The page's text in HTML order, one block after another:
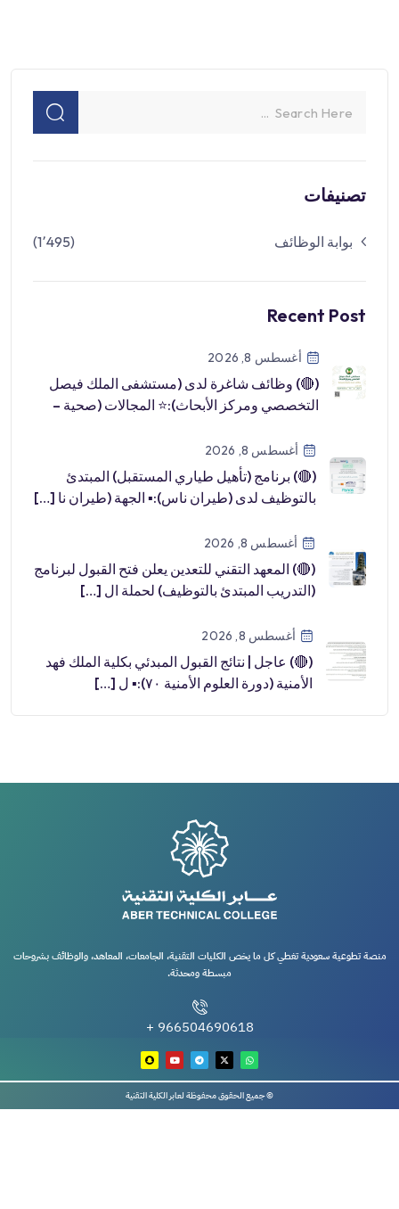
تصنيفات
بوابة الوظائف (1٬495)
Recent Post
أغسطس 8, 2026
(🔴) وظائف شاغرة لدى (مستشفى الملك فيصل
التخصصي ومركز الأبحاث):⭐️ المجالات (صحية –
أغسطس 8, 2026
(🔴) برنامج (تأهيل طياري المستقبل) المبتدئ
بالتوظيف لدى (طيران ناس):▪️ الجهة (طيران نا […]
أغسطس 8, 2026
(🔴) المعهد التقني للتعدين يعلن فتح القبول لبرنامج
(التدريب المبتدئ بالتوظيف) لحملة ال […]
أغسطس 8, 2026
(🔴) عاجل | نتائج القبول المبدئي بكلية الملك فهد
الأمنية (دورة العلوم الأمنية ٧٠):▪️ ل […]
منصة تطوعية سعودية تغطي كل ما يخص الكليات التقنية، الجامعات، المعاهد، والوظائف بشروحات
مبسطة ومحدثة.
966504690618 +
© جميع الحقوق محفوظة لعابر الكلية التقنية